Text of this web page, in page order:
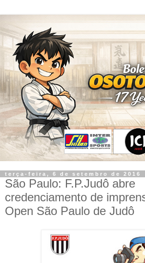
terça-feira, 6 de setembro de 2016
São Paulo: F.P.Judô abre
credenciamento de
Open São Paulo de Judô